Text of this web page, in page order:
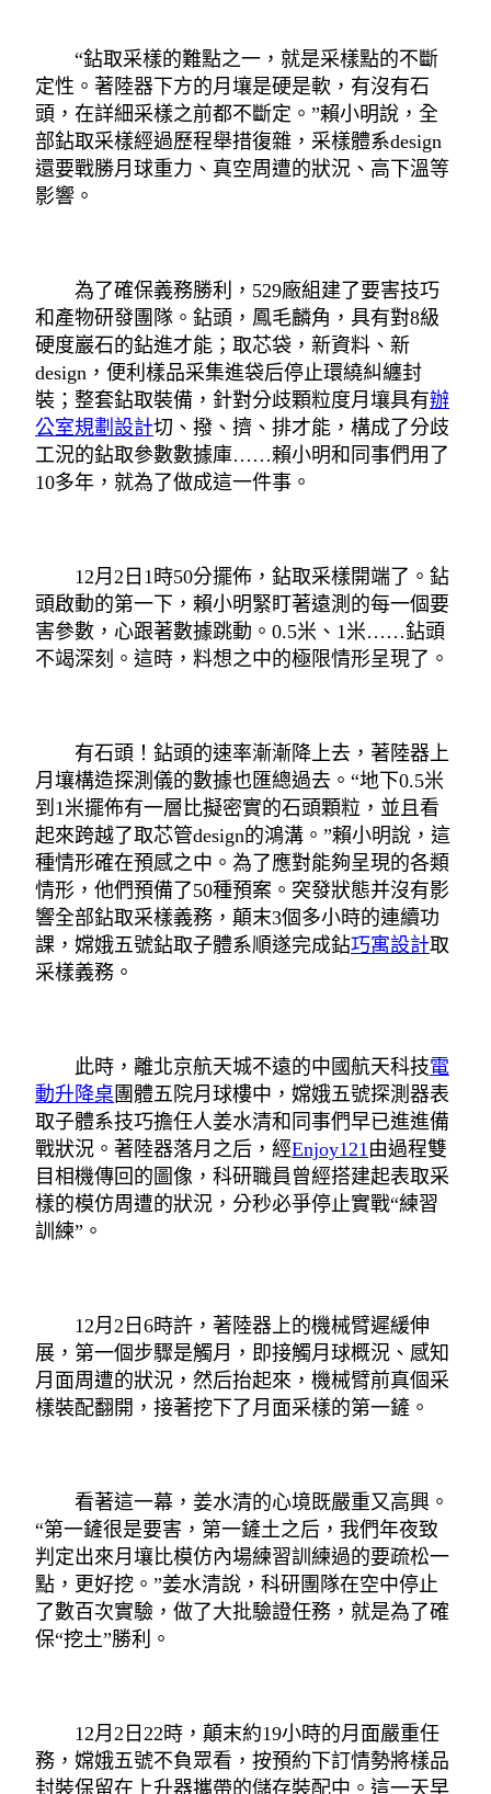
“鉆取采樣的難點之一，就是采樣點的不斷
定性。著陸器下方的月壤是硬是軟，有沒有石
頭，在詳細采樣之前都不斷定。”賴小明說，全
部鉆取采樣經過歷程舉措復雜，采樣體系design
還要戰勝月球重力、真空周遭的狀況、高下溫等
影響。
為了確保義務勝利，529廠組建了要害技巧
和產物研發團隊。鉆頭，鳳毛麟角，具有對8級
硬度巖石的鉆進才能；取芯袋，新資料、新
design，便利樣品采集進袋后停止環繞糾纏封
裝；整套鉆取裝備，針對分歧顆粒度月壤具有辦
公室規劃設計切、撥、擠、排才能，構成了分歧
工況的鉆取參數數據庫……賴小明和同事們用了
10多年，就為了做成這一件事。
12月2日1時50分擺佈，鉆取采樣開端了。鉆
頭啟動的第一下，賴小明緊盯著遠測的每一個要
害參數，心跟著數據跳動。0.5米、1米……鉆頭
不竭深刻。這時，料想之中的極限情形呈現了。
有石頭！鉆頭的速率漸漸降上去，著陸器上
月壤構造探測儀的數據也匯總過去。“地下0.5米
到1米擺佈有一層比擬密實的石頭顆粒，並且看
起來跨越了取芯管design的鴻溝。”賴小明說，這
種情形確在預感之中。為了應對能夠呈現的各類
情形，他們預備了50種預案。突發狀態并沒有影
響全部鉆取采樣義務，顛末3個多小時的連續功
課，嫦娥五號鉆取子體系順遂完成鉆巧寓設計取
采樣義務。
此時，離北京航天城不遠的中國航天科技電
動升降桌 團體五院月球樓中，嫦娥五號探測器表
取子體系技巧擔任人姜水清和同事們早已進進備
戰狀況。著陸器落月之后，經Enjoy121由過程雙
目相機傳回的圖像，科研職員曾經搭建起表取采
樣的模仿周遭的狀況，分秒必爭停止實戰“練習
訓練”。
12月2日6時許，著陸器上的機械臂遲緩伸
展，第一個步驟是觸月，即接觸月球概況、感知
月面周遭的狀況，然后抬起來，機械臂前真個采
樣裝配翻開，接著挖下了月面采樣的第一鏟。
看著這一幕，姜水清的心境既嚴重又高興。
“第一鏟很是要害，第一鏟土之后，我們年夜致
判定出來月壤比模仿內場練習訓練過的要疏松一
點，更好挖。”姜水清說，科研團隊在空中停止
了數百次實驗，做了大批驗證任務，就是為了確
保“挖土”勝利。
12月2日22時，顛末約19小時的月面嚴重任
務，嫦娥五號不負眾看，按預約下訂情勢將樣品
封裝保留在上升器攜帶的儲存裝配中。這一天早